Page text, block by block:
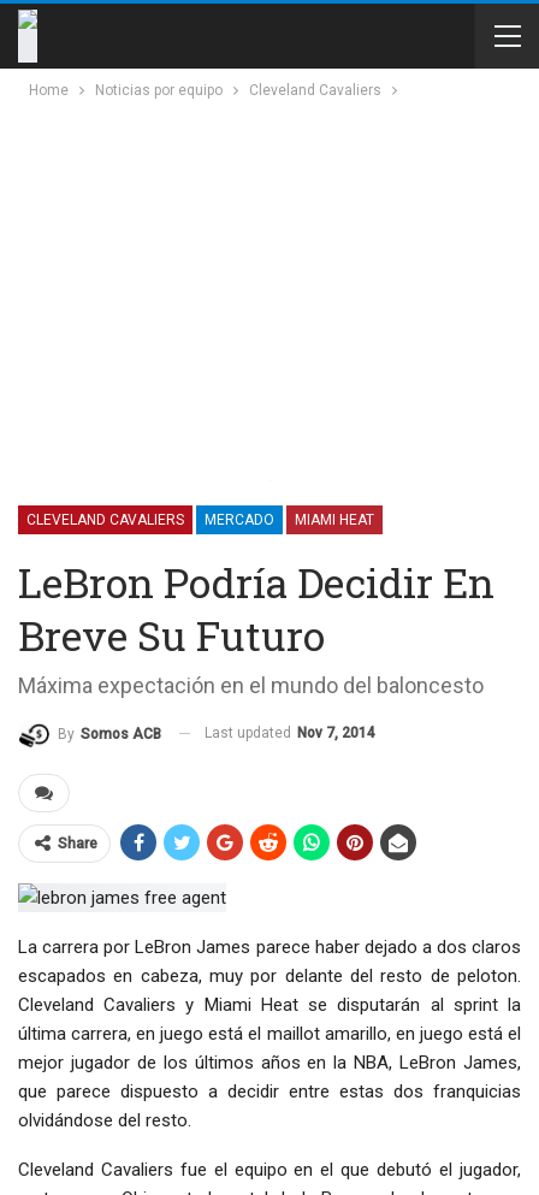
Home Noticias por equipo Cleveland Cavaliers
CLEVELAND CAVALIERS MERCADO MIAMI HEAT
LeBron Podría Decidir En
Breve Su Futuro
Máxima expectación en el mundo del baloncesto
By Somos ACB Last updated Nov 7, 2014
Share
La carrera por LeBron James parece haber dejado a dos claros
escapados en cabeza, muy por delante del resto de peloton.
Cleveland Cavaliers y Miami Heat se disputarán al sprint la
última carrera, en juego está el maillot amarillo, en juego está el
mejor jugador de los últimos años en la NBA, LeBron James,
que parece dispuesto a decidir entre estas dos franquicias
olvidándose del resto.
Cleveland Cavaliers fue el equipo en el que debutó el jugador,